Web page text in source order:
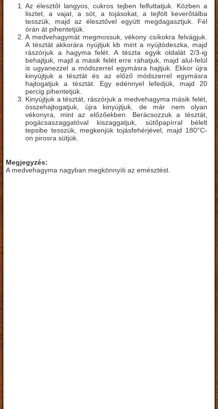
Az élesztőt langyos, cukros tejben felfuttatjuk. Közben a
lisztet, a vajat, a sót, a tojásokat, a tejfölt keverőtálba
tesszük, majd az élesztővel együtt megdagasztjuk. Fél
órán át pihentetjük.
A medvehagymát megmossuk, vékony csíkokra felvágjuk.
A tésztát akkorára nyújtjuk kb mint a nyújtódeszka, majd
rászórjuk a hagyma felét. A tészta egyik oldalát 2/3-ig
behajtjuk, majd a másik felét erre ráhatjuk, majd alul-felül
is ugyanezzel a módszerrel egymásra hajtjuk. Ekkor újra
kinyújtjuk a tésztát és az előző módszerrel egymásra
hajtogatjuk a tésztát. Egy edénnyel lefedjük, majd 20
percig pihentetjük.
Kinyújtjuk a tésztát, rászórjuk a medvehagyma másik felét,
összehajtogatjuk, újra kinyújtjuk, de már nem olyan
vékonyra, mint az előzőekben. Berácsozzuk a tésztát,
pogácsaszaggatóval kiszaggatjuk, sütőpapírral bélelt
tepsibe tesszük, megkenjük tojásfehérjével, majd 180°C-
on pirosra sütjük.
Megjegyzés:
A medvehagyma nagyban megkönnyíti az emésztést.